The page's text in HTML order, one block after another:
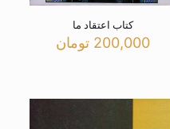
کتاب اعتقاد ما
200,000 تومان